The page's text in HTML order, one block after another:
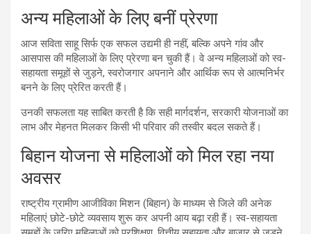
अन्य महिलाओं के लिए बनीं प्रेरणा
आज सविता साहू सिर्फ एक सफल उद्यमी ही नहीं, बल्कि अपने गांव और
आसपास की महिलाओं के लिए प्रेरणा बन चुकी हैं। वे अन्य महिलाओं को स्व-
सहायता समूहों से जुड़ने, स्वरोजगार अपनाने और आर्थिक रूप से आत्मनिर्भर
बनने के लिए प्रेरित करती हैं।
उनकी सफलता यह साबित करती है कि सही मार्गदर्शन, सरकारी योजनाओं का
लाभ और मेहनत मिलकर किसी भी परिवार की तस्वीर बदल सकते हैं।
बिहान योजना से महिलाओं को मिल रहा नया
अवसर
राष्ट्रीय ग्रामीण आजीविका मिशन (बिहान) के माध्यम से जिले की अनेक
महिलाएं छोटे-छोटे व्यवसाय शुरू कर अपनी आय बढ़ा रही हैं। स्व-सहायता